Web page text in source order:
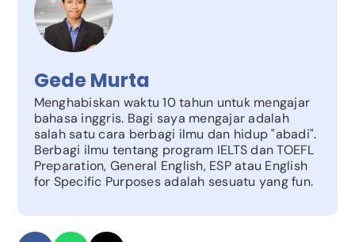
Gede Murta
Menghabiskan waktu 10 tahun untuk mengajar
bahasa inggris. Bagi saya mengajar adalah
salah satu cara berbagi ilmu dan hidup "abadi".
Berbagi ilmu tentang program IELTS dan TOEFL
Preparation, General English, ESP atau English
for Specific Purposes adalah sesuatu yang fun.